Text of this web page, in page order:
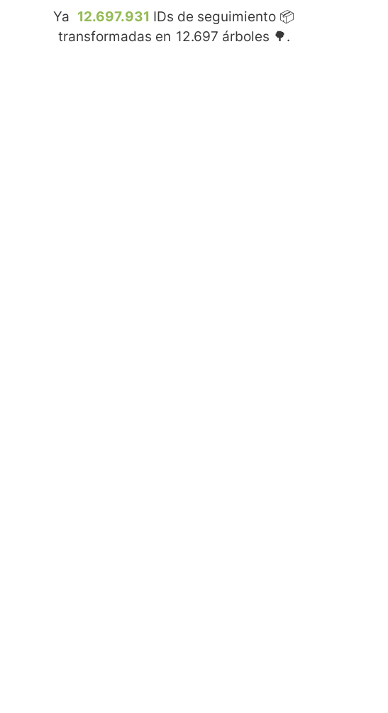
Ya 12.697.931 IDs de seguimiento 📦
transformadas en 12.697 árboles 🌳.